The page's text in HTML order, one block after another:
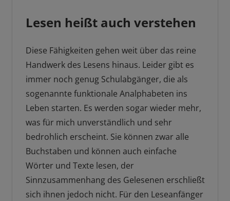
Lesen heißt auch verstehen
Diese Fähigkeiten gehen weit über das reine
Handwerk des Lesens hinaus. Leider gibt es
immer noch genug Schulabgänger, die als
sogenannte funktionale Analphabeten ins
Leben starten. Es werden sogar wieder mehr,
was für mich unverständlich und sehr
bedrohlich erscheint. Sie können zwar alle
Buchstaben und können auch einfache
Wörter und Texte lesen, der
Sinnzusammenhang des Gelesenen erschließt
sich ihnen jedoch nicht. Für den Leseanfänger